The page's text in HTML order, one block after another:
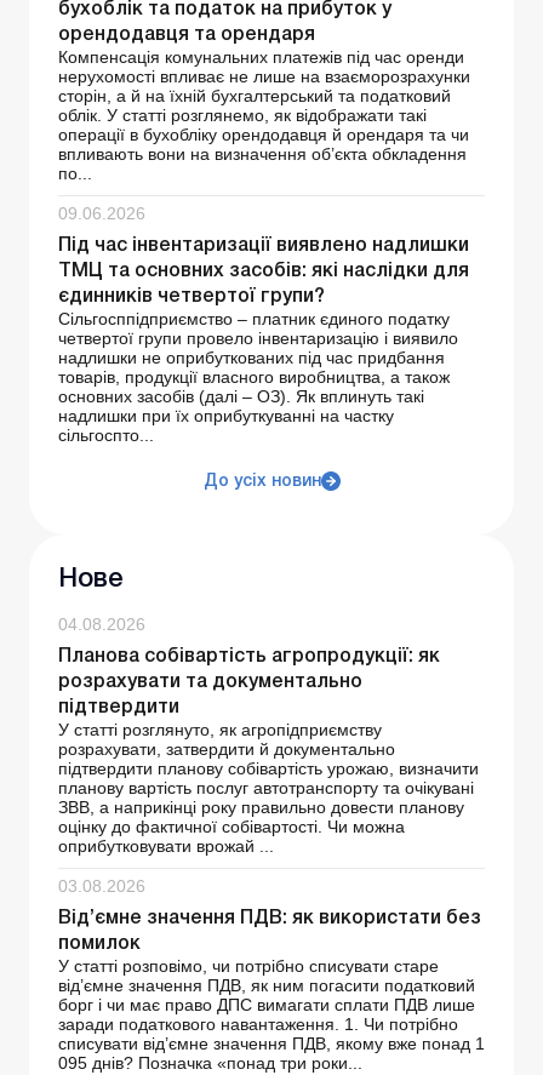
бухоблік та податок на прибуток у
орендодавця та орендаря
Компенсація комунальних платежів під час оренди
нерухомості впливає не лише на взаєморозрахунки
сторін, а й на їхній бухгалтерський та податковий
облік. У статті розглянемо, як відображати такі
операції в бухобліку орендодавця й орендаря та чи
впливають вони на визначення об’єкта обкладення
по...
09.06.2026
Під час інвентаризації виявлено надлишки
ТМЦ та основних засобів: які наслідки для
єдинників четвертої групи?
Сільгосппідприємство – платник єдиного податку
четвертої групи провело інвентаризацію і виявило
надлишки не оприбуткованих під час придбання
товарів, продукції власного виробництва, а також
основних засобів (далі – ОЗ). Як вплинуть такі
надлишки при їх оприбуткуванні на частку
сільгоспто...
До усіх новин
Нове
04.08.2026
Планова собівартість агропродукції: як
розрахувати та документально
підтвердити
У статті розглянуто, як агропідприємству
розрахувати, затвердити й документально
підтвердити планову собівартість урожаю, визначити
планову вартість послуг автотранспорту та очікувані
ЗВВ, а наприкінці року правильно довести планову
оцінку до фактичної собівартості. Чи можна
оприбутковувати врожай ...
03.08.2026
Від’ємне значення ПДВ: як використати без
помилок
У статті розповімо, чи потрібно списувати старе
від’ємне значення ПДВ, як ним погасити податковий
борг і чи має право ДПС вимагати сплати ПДВ лише
заради податкового навантаження. 1. Чи потрібно
списувати від’ємне значення ПДВ, якому вже понад 1
095 днів? Позначка «понад три роки...